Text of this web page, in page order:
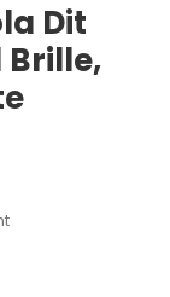
Dit
Brille,
On